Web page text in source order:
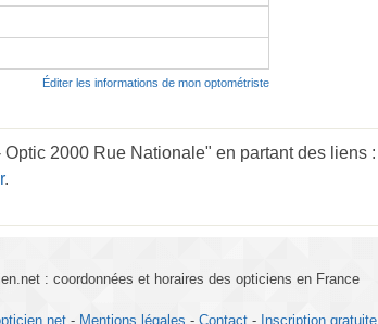
Éditer les informations de mon optométriste
2000 Rue Nationale" en partant des liens :
.
: coordonnées et horaires des opticiens en France
- Mentions légales - Contact - Inscription gratuite